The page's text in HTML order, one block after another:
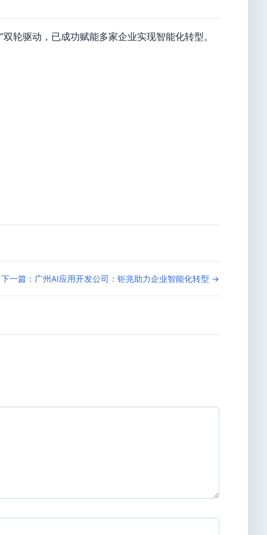
轮驱动，已成功赋能多家企业实现智能化转型。
下一篇：广州AI应用开发公司：钜兆助力企业智能化转型 →